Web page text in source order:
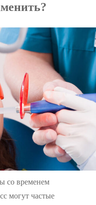
со временем
могут частые